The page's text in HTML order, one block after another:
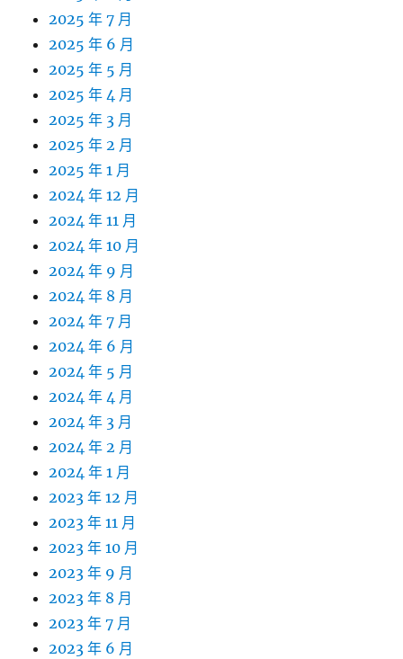
2025 年 7 月
2025 年 6 月
2025 年 5 月
2025 年 4 月
2025 年 3 月
2025 年 2 月
2025 年 1 月
2024 年 12 月
2024 年 11 月
2024 年 10 月
2024 年 9 月
2024 年 8 月
2024 年 7 月
2024 年 6 月
2024 年 5 月
2024 年 4 月
2024 年 3 月
2024 年 2 月
2024 年 1 月
2023 年 12 月
2023 年 11 月
2023 年 10 月
2023 年 9 月
2023 年 8 月
2023 年 7 月
2023 年 6 月